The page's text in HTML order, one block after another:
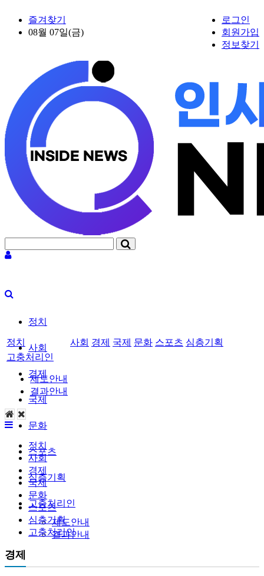
즐겨찾기
08월 07일(금)
로그인
회원가입
정보찾기
정치
사회
경제
국제
문화
스포츠
심층기획
고충처리인
제도안내
결과안내
정치 사회 경제 국제 문화 스포츠 심층기획
고충처리인
제도안내
결과안내
정치
사회
경제
국제
문화
스포츠
심층기획
고충처리인
경제